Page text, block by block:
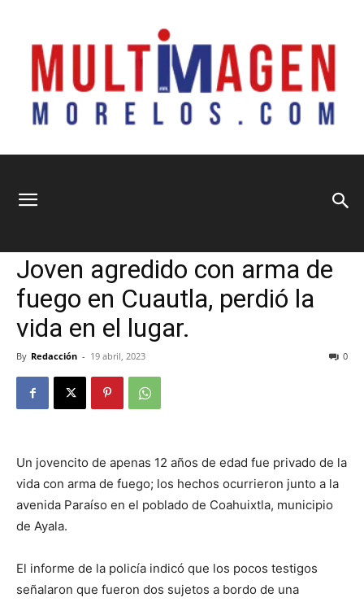
Morelos
Joven agredido con arma de
fuego en Cuautla, perdió la
vida en el lugar.
By Redacción - 19 abril, 2023 0
Un jovencito de apenas 12 años de edad fue privado de la
vida con arma de fuego; los hechos ocurrieron junto a la
avenida Paraíso en el poblado de Coahuixtla, municipio
de Ayala.
El informe de la policía indicó que los pocos testigos
señalaron que fueron dos sujetos a bordo de una